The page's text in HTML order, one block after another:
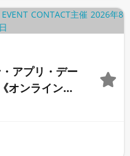
アプリ・デー
オンラインカ